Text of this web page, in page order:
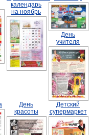
календарь
на ноябрь
День
учителя
День
красоты
Детский
супермаркет